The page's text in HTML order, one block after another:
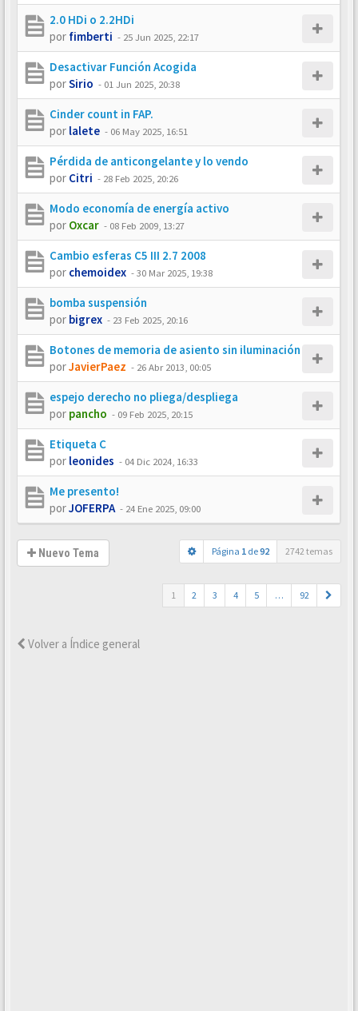
2.0 HDi o 2.2HDi
por fimberti - 25 Jun 2025, 22:17
Desactivar Función Acogida
porSirio - 01 Jun 2025, 20:38
Cinder count in FAP.
por lalete - 06 May 2025, 16:51
Pérdida de anticongelante y lo vendo
por Citri - 28 Feb 2025, 20:26
Modo economía de energía activo
por Oxcar - 08 Feb 2009, 13:27
Cambio esferas C5 III 2.7 2008
por chemoidex -30 Mar 2025, 19:38
bomba suspensión
por bigrex - 23 Feb 2025, 20:16
Botones de memoria de asiento sin iluminación
porJavierPaez - 26 Abr 2013, 00:05
espejo derecho no pliega/despliega
por pancho - 09 Feb 2025, 20:15
Etiqueta C
por leonides - 04 Dic 2024, 16:33
Me presento!
porJOFERPA - 24 Ene 2025, 09:00
Nuevo Tema Página 1 de92 2742 temas
1 2 3 4 5 … 92
Volver a Índice general